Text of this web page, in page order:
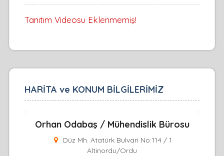
Tanıtım Videosu Eklenmemiş!
HARİTA ve KONUM BİLGİLERİMİZ
Orhan Odabaş / Mühendislik Bürosu
Düz Mh. Atatürk Bulvari No:114 / 1
Altinordu/Ordu